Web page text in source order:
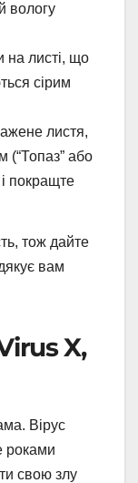
вологу
на листі, що
сірим
листя,
(“Топаз” або
покращте
тож дайте
вам
X,
Вірус
роками
свою злу